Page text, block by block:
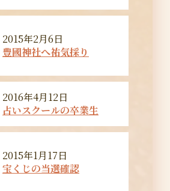
2015年2月6日
豊國神社へ祐気採り
2016年4月12日
占いスクールの卒業生
2015年1月17日
宝くじの当選確認